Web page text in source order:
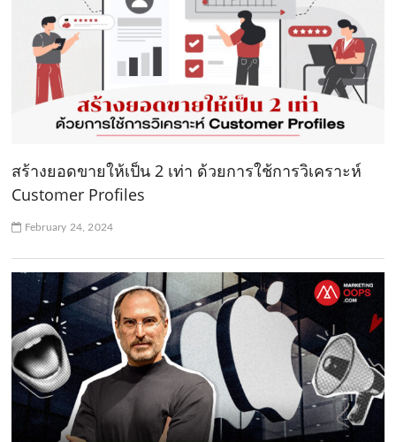
สร้างยอดขายให้เป็น 2 เท่า ด้วยการใช้การวิเคราะห์
Customer Profiles
February 24, 2024